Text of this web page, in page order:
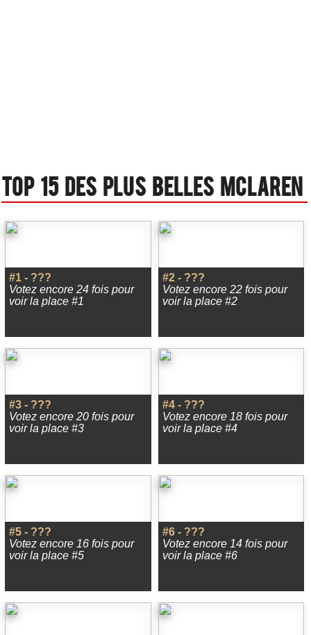
Top 15 des plus belles Mclaren
#1 - ???
Votez encore 24 fois pour
voir la place #1
#2 - ???
Votez encore 22 fois pour
voir la place #2
#3 - ???
Votez encore 20 fois pour
voir la place #3
#4 - ???
Votez encore 18 fois pour
voir la place #4
#5 - ???
Votez encore 16 fois pour
voir la place #5
#6 - ???
Votez encore 14 fois pour
voir la place #6